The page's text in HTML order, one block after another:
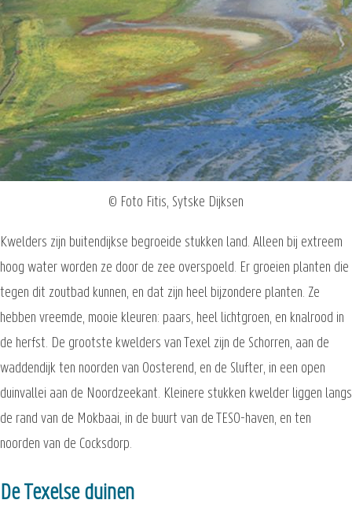
© Foto Fitis, Sytske Dijksen
Kwelders zijn buitendijkse begroeide stukken land. Alleen bij extreem
hoog water worden ze door de zee overspoeld. Er groeien planten die
tegen dit zoutbad kunnen, en dat zijn heel bijzondere planten. Ze
hebben vreemde, mooie kleuren: paars, heel lichtgroen, en knalrood in
de herfst. De grootste kwelders van Texel zijn de Schorren, aan de
waddendijk ten noorden van Oosterend, en de Slufter, in een open
duinvallei aan de Noordzeekant. Kleinere stukken kwelder liggen langs
de rand van de Mokbaai, in de buurt van de TESO-haven, en ten
noorden van de Cocksdorp.
De Texelse duinen